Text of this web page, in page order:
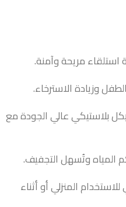
مريحة وآمنة.
وزيادة الاسترخاء.
بلاستيكي عالي الجودة مع
المياه وتُسهل التجفيف.
المنزلي أو أثناء